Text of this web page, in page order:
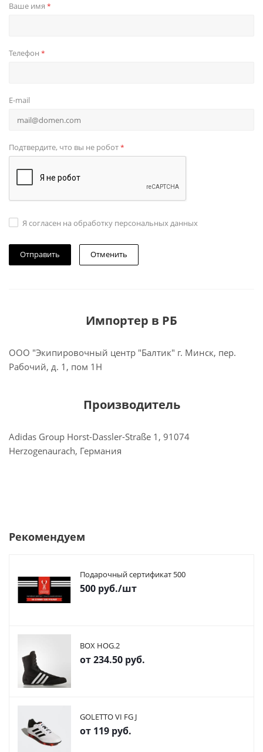
Ваше имя *
Телефон *
E-mail
Подтвердите, что вы не робот*
Я согласен на обработку персональных данных
Отменить
Импортер в РБ
ООО "Экипировочный центр "Балтик" г. Минск, пер.
Рабочий, д. 1, пом 1Н
Производитель
Adidas Group Horst-Dassler-Straße 1, 91074
Herzogenaurach, Германия
Рекомендуем
Подарочный сертификат 500
500 руб./шт
BOX HOG.2
от234.50 руб.
GOLETTO VI FG J
от 119 руб.